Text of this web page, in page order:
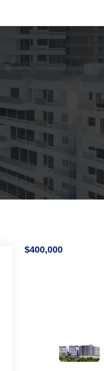
$400,000